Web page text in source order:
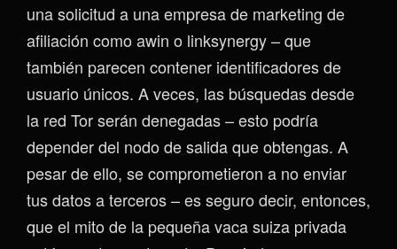
una solicitud a una empresa de marketing de
afiliación como awin o linksynergy – que
también parecen contener identificadores de
usuario únicos. A veces, las búsquedas desde
la red Tor serán denegadas – esto podría
depender del nodo de salida que obtengas. A
pesar de ello, se comprometieron a no enviar
tus datos a terceros – es seguro decir, entonces,
que el mito de la pequeña vaca suiza privada